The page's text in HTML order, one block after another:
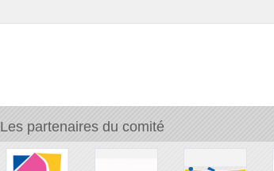
Les partenaires du comité